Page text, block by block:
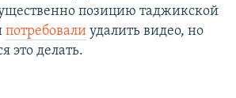
позицию таджикской
потребовали удалить видео, но
это делать.